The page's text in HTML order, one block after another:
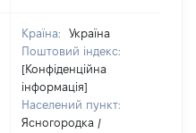
Країна:
Україна
Поштовий індекс:
[Конфіденційна
інформація]
Населений пункт:
Ясногородка /